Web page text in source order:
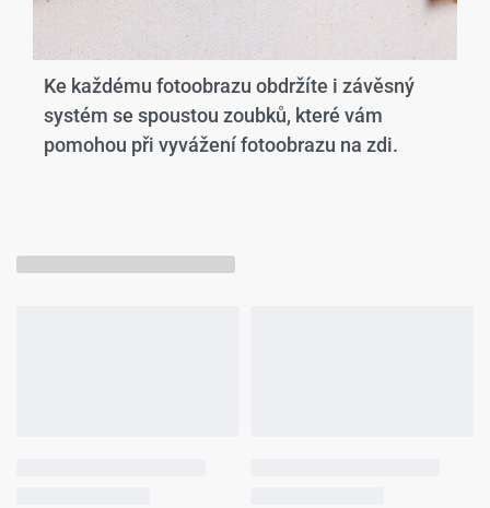
Ke každému fotoobrazu obdržíte i závěsný
systém se spoustou zoubků, které vám
pomohou při vyvážení fotoobrazu na zdi.